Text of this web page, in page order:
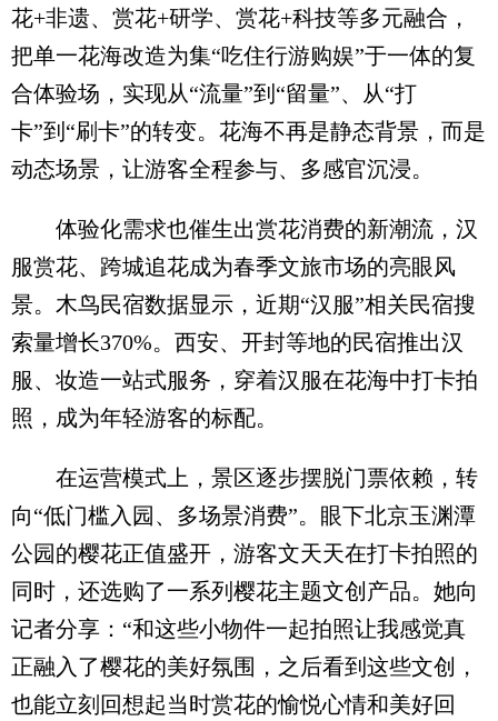
花+非遗、赏花+研学、赏花+科技等多元融合，
把单一花海改造为集“吃住行游购娱”于一体的复
合体验场，实现从“流量”到“留量”、从“打
卡”到“刷卡”的转变。花海不再是静态背景，而是
动态场景，让游客全程参与、多感官沉浸。
体验化需求也催生出赏花消费的新潮流，汉
服赏花、跨城追花成为春季文旅市场的亮眼风
景。木鸟民宿数据显示，近期“汉服”相关民宿搜
索量增长370%。西安、开封等地的民宿推出汉
服、妆造一站式服务，穿着汉服在花海中打卡拍
照，成为年轻游客的标配。
在运营模式上，景区逐步摆脱门票依赖，转
向“低门槛入园、多场景消费”。眼下北京玉渊潭
公园的樱花正值盛开，游客文天天在打卡拍照的
同时，还选购了一系列樱花主题文创产品。她向
记者分享：“和这些小物件一起拍照让我感觉真
正融入了樱花的美好氛围，之后看到这些文创，
也能立刻回想起当时赏花的愉悦心情和美好回